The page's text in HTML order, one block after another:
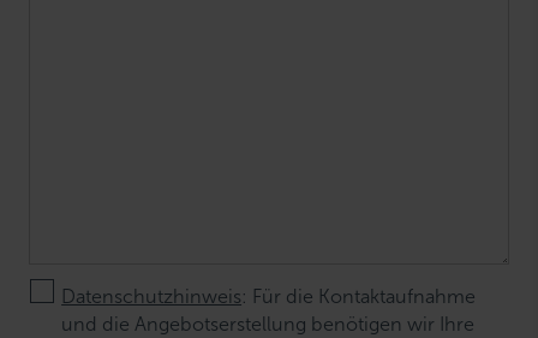
Datenschutzhinweis: Für die Kontaktaufnahme
und die Angebotserstellung benötigen wir Ihre